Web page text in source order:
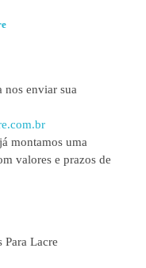
nos enviar sua
montamos uma
valores e prazos de
Para Lacre